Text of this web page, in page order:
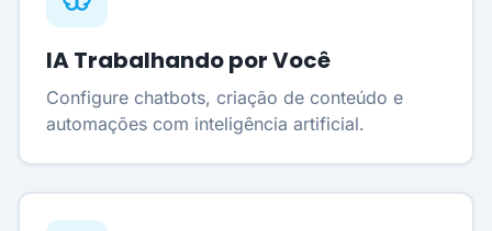
IA Trabalhando por Você
Configure chatbots, criação de conteúdo e
automações com inteligência artificial.